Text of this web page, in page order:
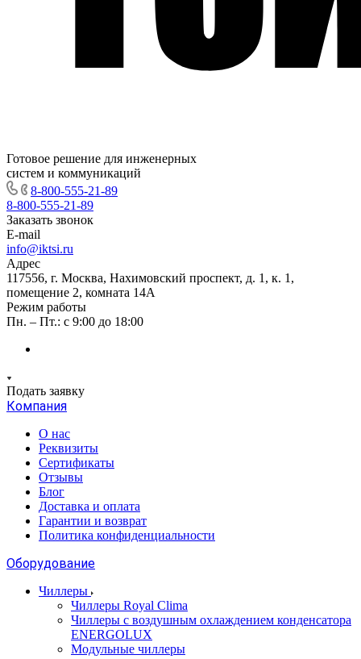
Готовое решение для инженерных
систем и коммуникаций
8-800-555-21-89
8-800-555-21-89
Заказать звонок
E-mail
info@iktsi.ru
Адрес
117556, г. Москва, Нахимовский проспект, д. 1, к. 1,
помещение 2, комната 14А
Режим работы
Пн. – Пт.: с 9:00 до 18:00
Подать заявку
Компания
О нас
Реквизиты
Сертификаты
Отзывы
Блог
Доставка и оплата
Гарантии и возврат
Политика конфиденциальности
Оборудование
Чиллеры
Чиллеры Royal Clima
Чиллеры с воздушным охлаждением конденсатора
ENERGOLUX
Модульные чиллеры